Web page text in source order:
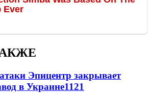
Эпицентр закрывает
в Украине1121